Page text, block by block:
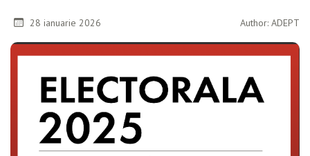
28 ianuarie 2026 Author: ADEPT